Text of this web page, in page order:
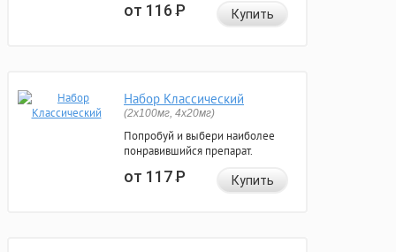
от 116Р Купить
Набор Классический
(2x100мг, 4x20мг)
Попробуй и выбери наиболее
понравившийся препарат.
от 117Р Купить